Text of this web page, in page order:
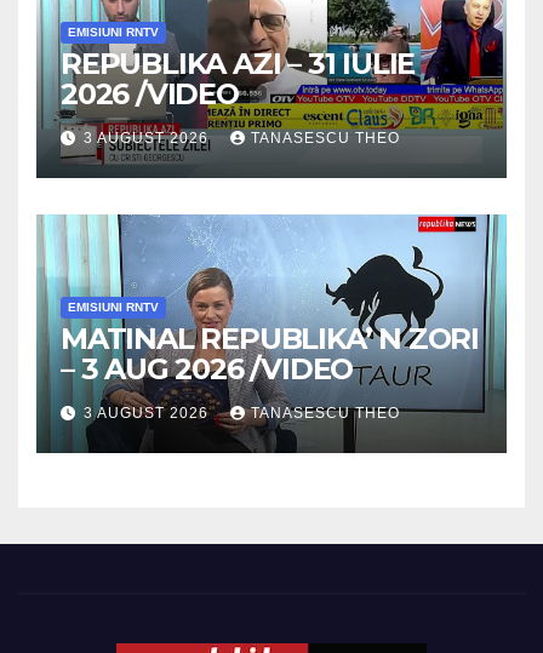
EMISIUNI RNTV
REPUBLIKA AZI – 31 IULIE
2026 /VIDEO
3 AUGUST 2026 TANASESCU THEO
EMISIUNI RNTV
MATINAL REPUBLIKA’ N ZORI
– 3 AUG 2026 /VIDEO
3 AUGUST 2026 TANASESCU THEO